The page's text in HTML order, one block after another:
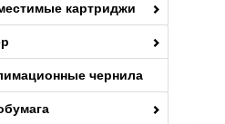
картриджи
чернила